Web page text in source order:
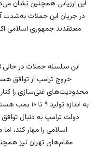
این ارزیابی همچنین نشان
در جریان این حملات
معتقدند جمهوری اسلامی
این سلسله حملات در
محدودیت‌های غنی‌سازی را
به اندازه
دولت ترامپ به دنبال
اسلامی را مهار کند،
مقام‌های تهران نیز